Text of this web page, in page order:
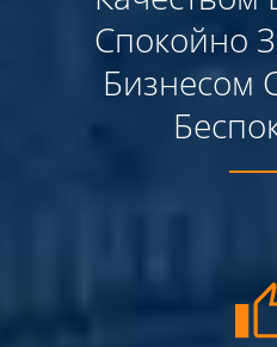
Спокойно
Бизнесом